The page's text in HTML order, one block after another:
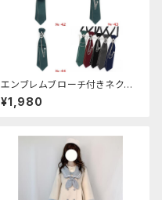
エンブレムブローチ付きネクタ
イ(グリーン)
¥1,980